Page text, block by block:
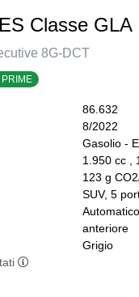
Classe GLA
8G-DCT
86.632
8/2022
Gasolio -
1.950 cc ,
123 g
SUV, 5
Automatico
anteriore
Grigio